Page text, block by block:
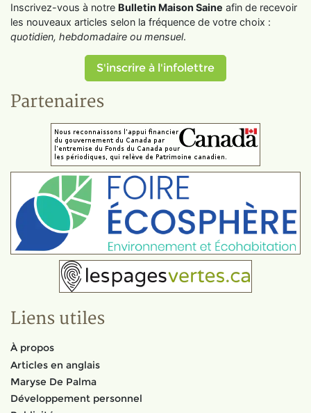
Inscrivez-vous à notre Bulletin Maison Saine afin de recevoir
les nouveaux articles selon la fréquence de votre choix :
quotidien, hebdomadaire ou mensuel.
S'inscrire à l'infolettre
Partenaires
Liens utiles
À propos
Articles en anglais
Maryse De Palma
Développement personnel